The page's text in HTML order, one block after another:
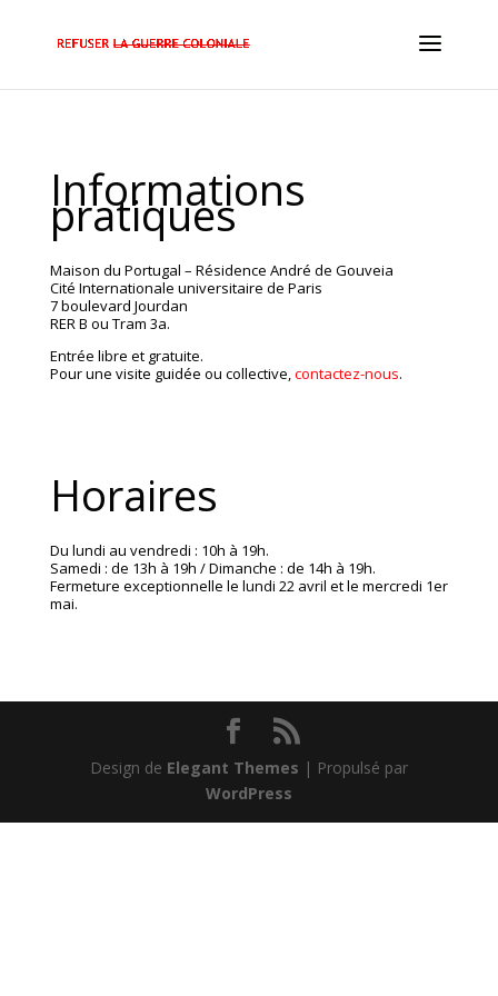
Informations
pratiques
Maison du Portugal – Résidence André de Gouveia
Cité Internationale universitaire de Paris
7 boulevard Jourdan
RER B ou Tram 3a.
Entrée libre et gratuite.
Pour une visite guidée ou collective,contactez-nous.
Horaires
Du lundi au vendredi : 10h à 19h.
Samedi : de 13h à 19h / Dimanche : de 14h à 19h.
Fermeture exceptionnelle le lundi 22 avril et le mercredi 1er
mai.
Design de Elegant Themes | Propulsé par
WordPress